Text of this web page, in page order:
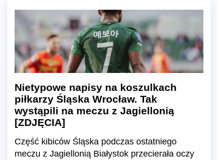
Nietypowe napisy na koszulkach
piłkarzy Śląska Wrocław. Tak
wystąpili na meczu z Jagiellonią
[ZDJĘCIA]
Część kibiców Śląska podczas ostatniego
meczu z Jagiellonią Białystok przecierała oczy